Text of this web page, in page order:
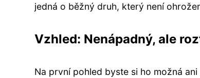
jedná o běžný druh, který není
Vzhled: Nenápadný, ale
Na první pohled byste si ho možná